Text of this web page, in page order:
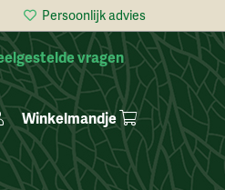
Persoonlijk advies
vragen
Winkelmandje